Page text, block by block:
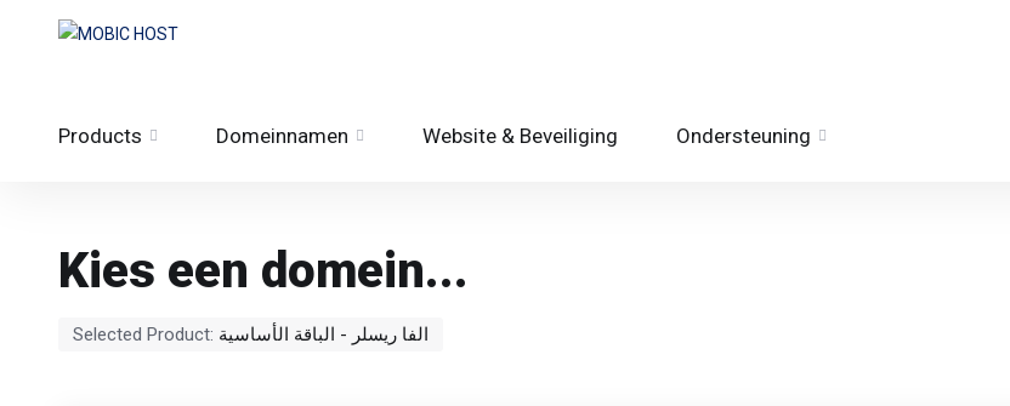
Products Domeinnamen Website & Beveiliging Ondersteuning
Kies een domein...
Selected Product: الفا ريسلر - الباقة الأساسية